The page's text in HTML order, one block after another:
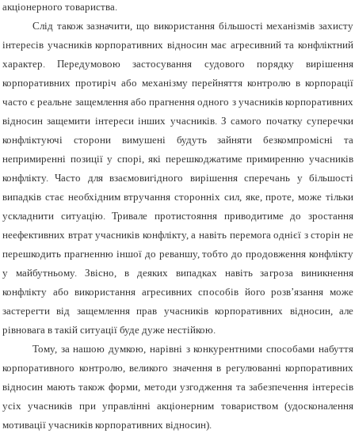
акціонерного товариства.
Слід також зазначити, що використання більшості механізмів захисту
інтересів учасників корпоративних відносин має агресивний та конфліктний
характер. Передумовою застосування судового порядку вирішення
корпоративних протиріч або механізму перейняття контролю в корпорації
часто є реальне защемлення або прагнення одного з учасників корпоративних
відносин защемити інтереси інших учасників. З самого початку суперечки
конфліктуючі сторони вимушені будуть зайняти безкомпромісні та
непримиренні позиції у спорі, які перешкоджатиме примиренню учасників
конфлікту. Часто для взаємовигідного вирішення сперечань у більшості
випадків стає необхідним втручання сторонніх сил, яке, проте, може тільки
ускладнити ситуацію. Тривале протистояння приводитиме до зростання
неефективних втрат учасників конфлікту, а навіть перемога однієї з сторін не
перешкодить прагненню іншої до реваншу, тобто до продовження конфлікту
у майбутньому. Звісно, в деяких випадках навітьзагроза виникнення
конфлікту або використання агресивнихспособів його розв’язання може
застерегти від защемлення прав учасників корпоративних відносин, але
рівновага в такій ситуації буде дуже нестійкою.
Тому, за нашою думкою, нарівні з конкурентними способами набуття
корпоративного контролю, великого значення в регулюванні корпоративних
відносин мають також форми, методи узгодження та забезпечення інтересів
усіх учасників при управлінні акціонерним товариством (удосконалення
мотивації учасників корпоративних відносин).